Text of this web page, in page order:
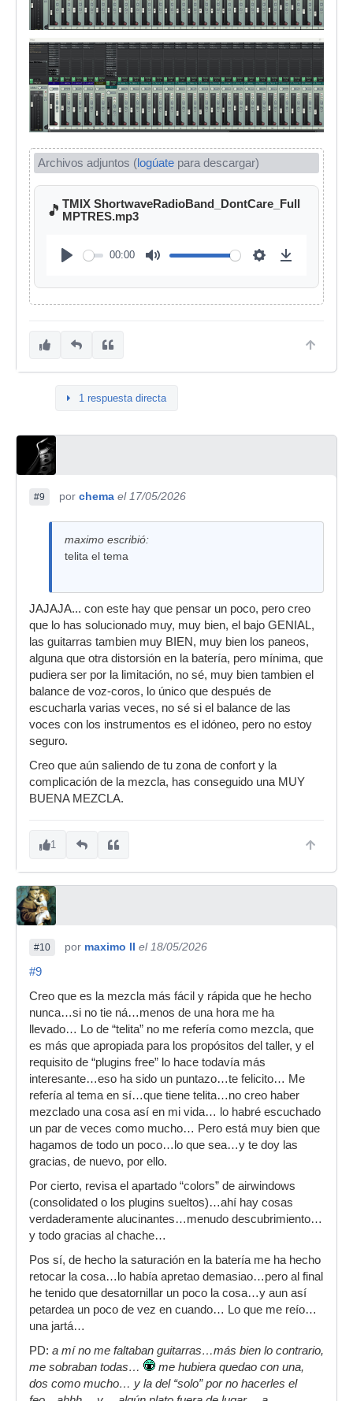
Archivos adjuntos (logúate para descargar)
🎵 TMIX ShortwaveRadioBand_DontCare_Full
MPTRES.mp3
00:00
1 respuesta directa
#9 por chema el 17/05/2026
maximo escribió:
telita el tema
JAJAJA... con este hay que pensar un poco, pero creo
que lo has solucionado muy, muy bien, el bajo GENIAL,
las guitarras tambien muy BIEN, muy bien los paneos,
alguna que otra distorsión en la batería, pero mínima, que
pudiera ser por la limitación, no sé, muy bien tambien el
balance de voz-coros, lo único que después de
escucharla varias veces, no sé si el balance de las
voces con los instrumentos es el idóneo, pero no estoy
seguro.
Creo que aún saliendo de tu zona de confort y la
complicación de la mezcla, has conseguido una MUY
BUENA MEZCLA.
1
#10 por maximo II el 18/05/2026
#9
Creo que es la mezcla más fácil y rápida que he hecho
nunca…si no tie ná…menos de una hora me ha
llevado… Lo de “telita” no me refería como mezcla, que
es más que apropiada para los propósitos del taller, y el
requisito de “plugins free” lo hace todavía más
interesante…eso ha sido un puntazo…te felicito… Me
refería al tema en sí…que tiene telita…no creo haber
mezclado una cosa así en mi vida… lo habré escuchado
un par de veces como mucho… Pero está muy bien que
hagamos de todo un poco…lo que sea…y te doy las
gracias, de nuevo, por ello.
Por cierto, revisa el apartado “colors” de airwindows
(consolidated o los plugins sueltos)…ahí hay cosas
verdaderamente alucinantes…menudo descubrimiento…
y todo gracias al chache…
Pos sí, de hecho la saturación en la batería me ha hecho
retocar la cosa…lo había apretao demasiao…pero al final
he tenido que desatornillar un poco la cosa…y aun así
petardea un poco de vez en cuando… Lo que me reío…
una jartá…
PD: a mí no me faltaban guitarras…más bien lo contrario,
me sobraban todas…
me hubiera quedao con una,
dos como mucho… y la del “solo” por no hacerles el